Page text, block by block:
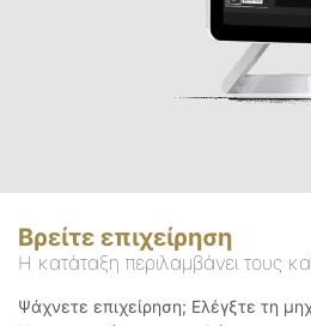
Βρείτε επιχείρηση
Η κατάταξη περιλαμβάνει τους
Ψάχνετε επιχείρηση; Ελέγξτε τη